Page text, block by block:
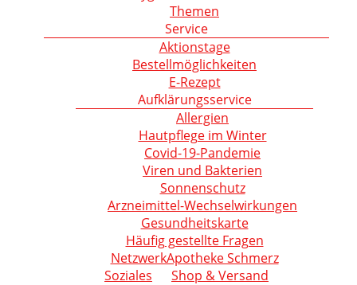
Themen
Service
Aktionstage
Bestellmöglichkeiten
E-Rezept
Aufklärungsservice
Allergien
Hautpflege im Winter
Covid-19-Pandemie
Viren und Bakterien
Sonnenschutz
Arzneimittel-Wechselwirkungen
Gesundheitskarte
Häufig gestellte Fragen
NetzwerkApotheke Schmerz
Soziales
Shop & Versand